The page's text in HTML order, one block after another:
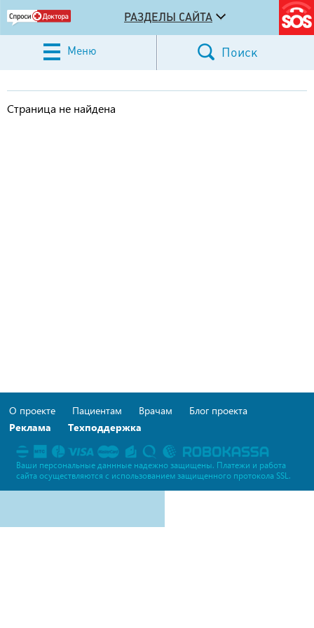
РАЗДЕЛЫ САЙТА
Меню Поиск
Страница не найдена
О проекте Пациентам Врачам
Блог проекта
Реклама
Техподдержка
Ваши персональные даннные надежно защищены. Платежи и работа
сайта осуществляются c использованием защищенного протокола SSL.